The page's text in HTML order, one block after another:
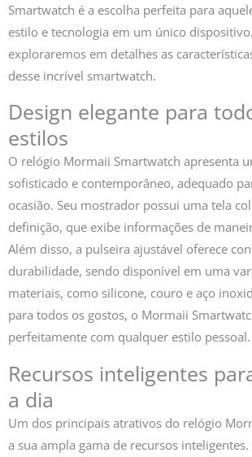
Smartwatch é a escolha perfeita para
estilo e tecnologia em um único
exploraremos em detalhes as
desse incrível smartwatch.
Design elegante para
estilos
O relógio Mormaii Smartwatch apresenta
sofisticado e contemporâneo, adequado
ocasião. Seu mostrador possui uma tela
definição, que exibe informações de
Além disso, a pulseira ajustável oferece
durabilidade, sendo disponível em uma
materiais, como silicone, couro e aço
para todos os gostos, o Mormaii
perfeitamente com qualquer estilo pessoal.
Recursos inteligentes
a dia
Um dos principais atrativos do relógio
a sua ampla gama de recursos